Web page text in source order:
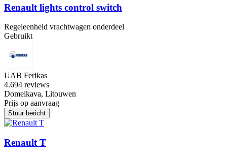
Renault lights control switch
Regeleenheid vrachtwagen onderdeel
Gebruikt
UAB Ferikas
4.694 reviews
Domeikava, Litouwen
Prijs op aanvraag
Stuur bericht
Renault T